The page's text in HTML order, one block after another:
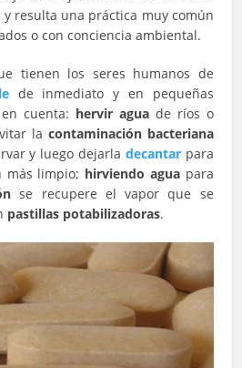
resulta una práctica muy común
o con conciencia ambiental.
tienen los seres humanos de
de inmediato y en pequeñas
cuenta: hervir aguade ríos o
la contaminación bacteriana
y luego dejarla decantarpara
más limpio; hirviendo agua para
se recupere el vapor que se
pastillas potabilizadoras.